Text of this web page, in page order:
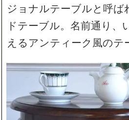
ジョナルテーブルと呼ば
ドテーブル。名前通り、
えるアンティーク風のテ